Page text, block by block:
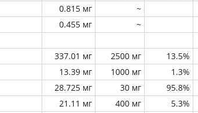
0.815 мг
~
0.455 мг ~
337.01 мг 2500 мг 13.5%
13.39 мг 1000 мг 1.3%
28.725 мг 30 мг 95.8%
21.11 мг 400 мг 5.3%